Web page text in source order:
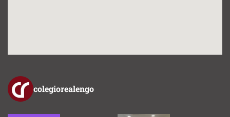
colegiorealengo